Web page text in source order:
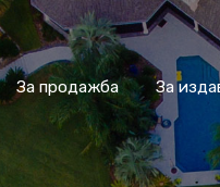
За продажба За